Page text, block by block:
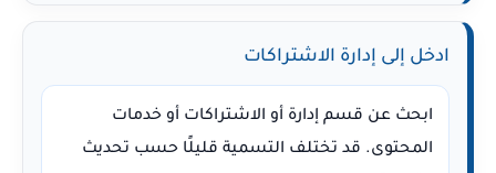
ادخل إلى إدارة الاشتراكات
ابحث عن قسم إدارة أو الاشتراكات أو خدمات
المحتوى. قد تختلف التسمية قليلًا حسب تحديث